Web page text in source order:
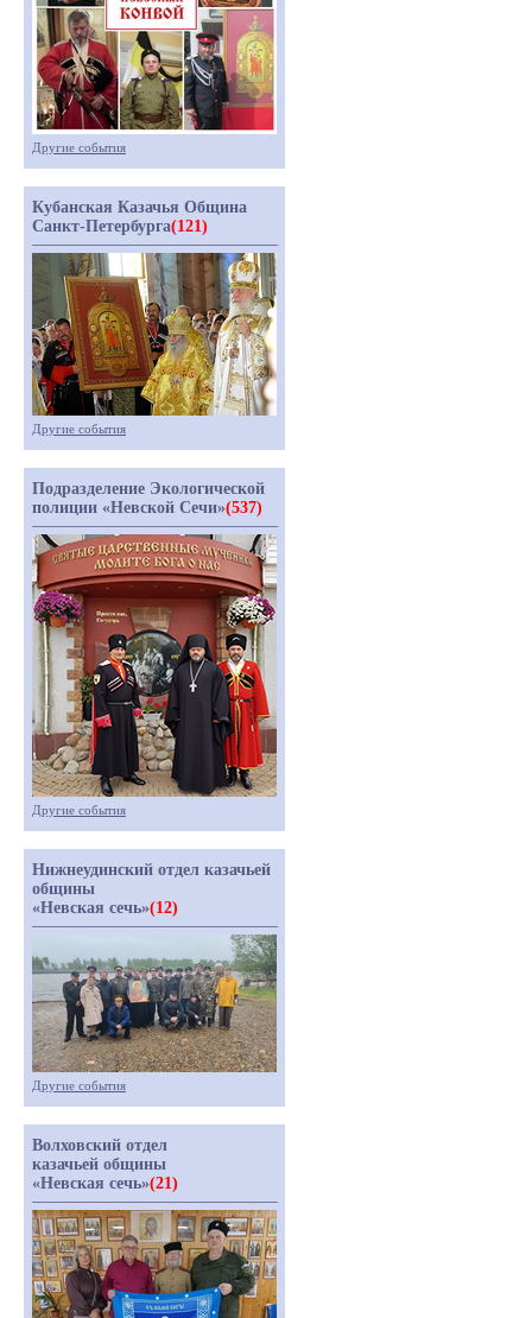
Другие события
Кубанская Казачья Община
Санкт-Петербурга(121)
Другие события
Подразделение Экологической
полиции «Невской Сечи»(537)
Другие события
Нижнеудинский отдел казачьей
общины
«Невская сечь»(12)
Другие события
Волховский отдел
казачьей общины
«Невская сечь»(21)